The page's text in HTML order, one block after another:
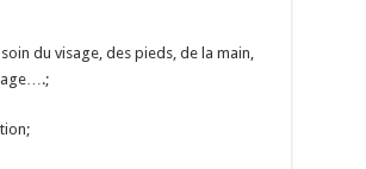
du visage, des pieds, de la main,